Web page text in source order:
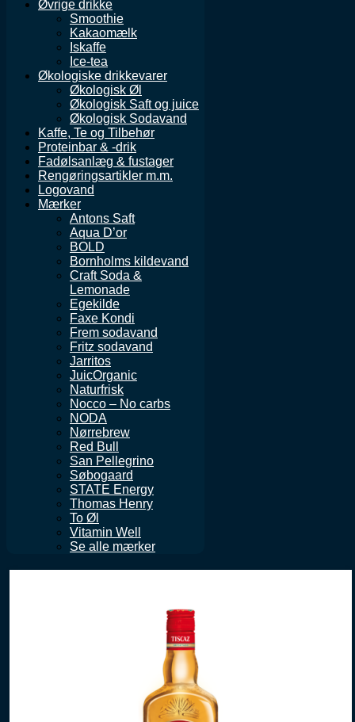
Øvrige drikke
Smoothie
Kakaomælk
Iskaffe
Ice-tea
Økologiske drikkevarer
Økologisk Øl
Økologisk Saft og juice
Økologisk Sodavand
Kaffe, Te og Tilbehør
Proteinbar & -drik
Fadølsanlæg & fustager
Rengøringsartikler m.m.
Logovand
Mærker
Antons Saft
Aqua D’or
BOLD
Bornholms kildevand
Craft Soda &
Lemonade
Egekilde
Faxe Kondi
Frem sodavand
Fritz sodavand
Jarritos
JuicOrganic
Naturfrisk
Nocco – No carbs
NODA
Nørrebrew
Red Bull
San Pellegrino
Søbogaard
STATE Energy
Thomas Henry
To Øl
Vitamin Well
Se alle mærker